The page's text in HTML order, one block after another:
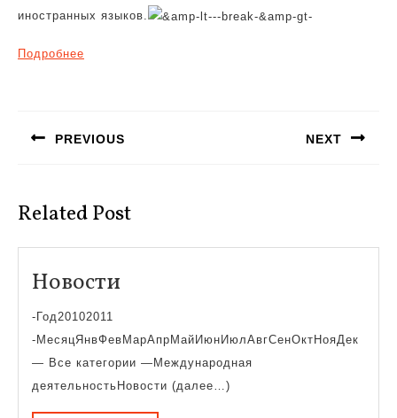
иностранных языков.
Подробнее
записям
PREVIOUS NEXT
Related Post
Новости
-Год20102011
-МесяцЯнвФевМарАпрМайИюнИюлАвгСенОктНояДек
— Все категории —Международная
деятельностьНовости (далее…)